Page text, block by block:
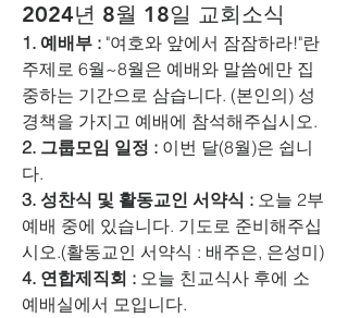
2024년 8월 18일 교회소식
1. 예배부 : "여호와 앞에서 잠잠하라!"란
주제로 6월~8월은 예배와 말씀에만 집
중하는 기간으로 삼습니다. (본인의) 성
경책을 가지고 예배에 참석해주십시오.
2. 그룹모임 일정 : 이번 달(8월)은 쉽니
다.
3. 성찬식 및 활동교인 서약식 : 오늘 2부
예배 중에 있습니다. 기도로 준비해주십
시오.(활동교인 서약식 : 배주은, 은성미)
4. 연합제직회 : 오늘 친교식사 후에 소
예배실에서 모입니다.